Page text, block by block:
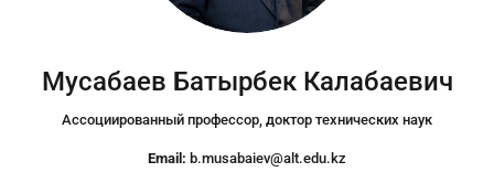
Мусабаев Батырбек Калабаевич
Ассоциированный профессор, доктор технических наук
Email: b.musabaiev@alt.edu.kz